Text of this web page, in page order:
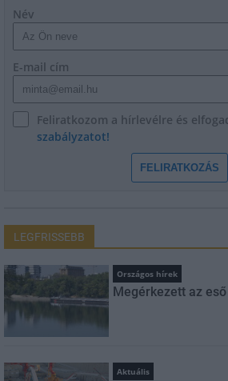
Név
E-mail cím
Feliratkozom a hírlevélre és
szabályzatot!
FELIRATKOZÁS
LEGFRISSEBB
Országos hírek
Megérkezett az
Aktuális